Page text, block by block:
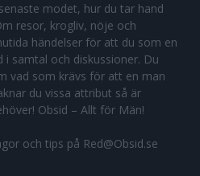
modet, hur du tar hand
resor, krogliv, nöje och
händelser för att du som en
i samtal och diskussioner. Du
vad som krävs för att en man
du vissa attribut så är
Obsid – Allt för Män!
och tips på Red@Obsid.se